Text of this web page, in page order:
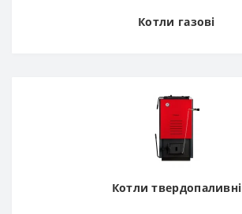
Котли газові
Котли твердопаливні